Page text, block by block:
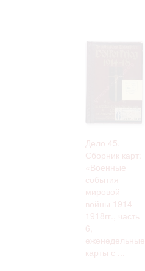
Дело 45.
Сборник карт:
«Военные
события
мировой
войны 1914 –
1918гг., часть
6,
еженедельные
карты с ...